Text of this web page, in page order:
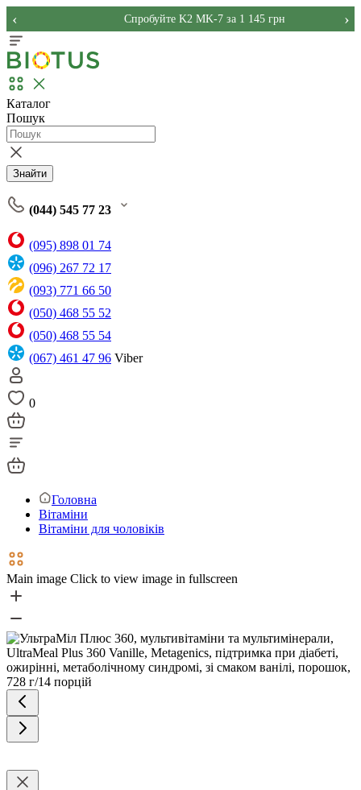
Спробуйте K2 MK-7 за 1 145 грн
‹ ›
Каталог
Пошук
Знайти
(044) 545 77 23
(095) 898 01 74
(096) 267 72 17
(093) 771 66 50
(050) 468 55 52
(050) 468 55 54
(067) 461 47 96 Viber
0
Головна
Вітаміни
Вітаміни для чоловіків
Main image Click to view image in fullscreen